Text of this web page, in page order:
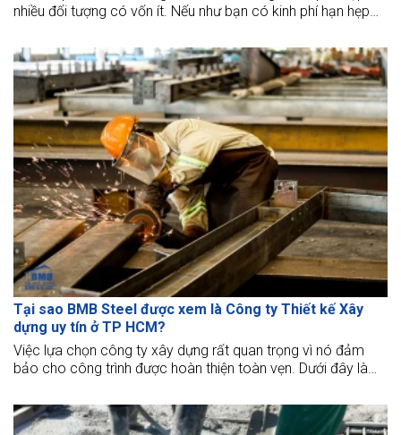
nhiều đối tượng có vốn ít. Nếu như bạn có kinh phí hạn hẹp
đi vào sử dụng. Bạn không nên bỏ qua những thiết kế bản vẽ
nhà thép tiền chế cấp 4 đẹp, ngân sách ít của BMB
Steel sau đây.
Tại sao BMB Steel được xem là Công ty Thiết kế Xây
dựng uy tín ở TP HCM?
Việc lựa chọn công ty xây dựng rất quan trọng vì nó đảm
bảo cho công trình được hoàn thiện toàn vẹn. Dưới đây là
kế xây dựng uy tín ở TP HCM.